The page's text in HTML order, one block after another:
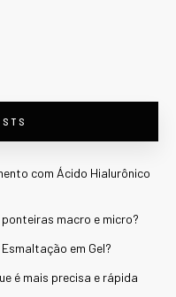
com Ácido Hialurônico
macro e micro?
em Gel?
é mais precisa e rápida